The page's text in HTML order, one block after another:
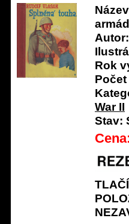
Autor:
Rok
War II
Stav: